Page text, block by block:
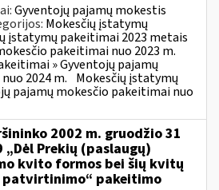
Gyventojų pajamų mokestis
Mokesčių įstatymų
įstatymų pakeitimai 2023 metais
pakeitimai nuo 2023 m.
» Gyventojų pajamų
2024 m. Mokesčių įstatymų
pajamų mokesčio pakeitimai nuo
2002 m. gruodžio 31
„Dėl Prekių (paslaugų)
kvito formos bei šių kvitų
pakeitimo